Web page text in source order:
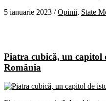
5 ianuarie 2023 /Opinii, State
Piatra cubică, un capitol
România